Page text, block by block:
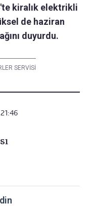
kiralık elektrikli
de haziran
duyurdu.
SERVİSİ